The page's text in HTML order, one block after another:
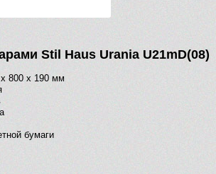
Stil Haus Urania U21mD(08)
800 х 190 мм
бумаги